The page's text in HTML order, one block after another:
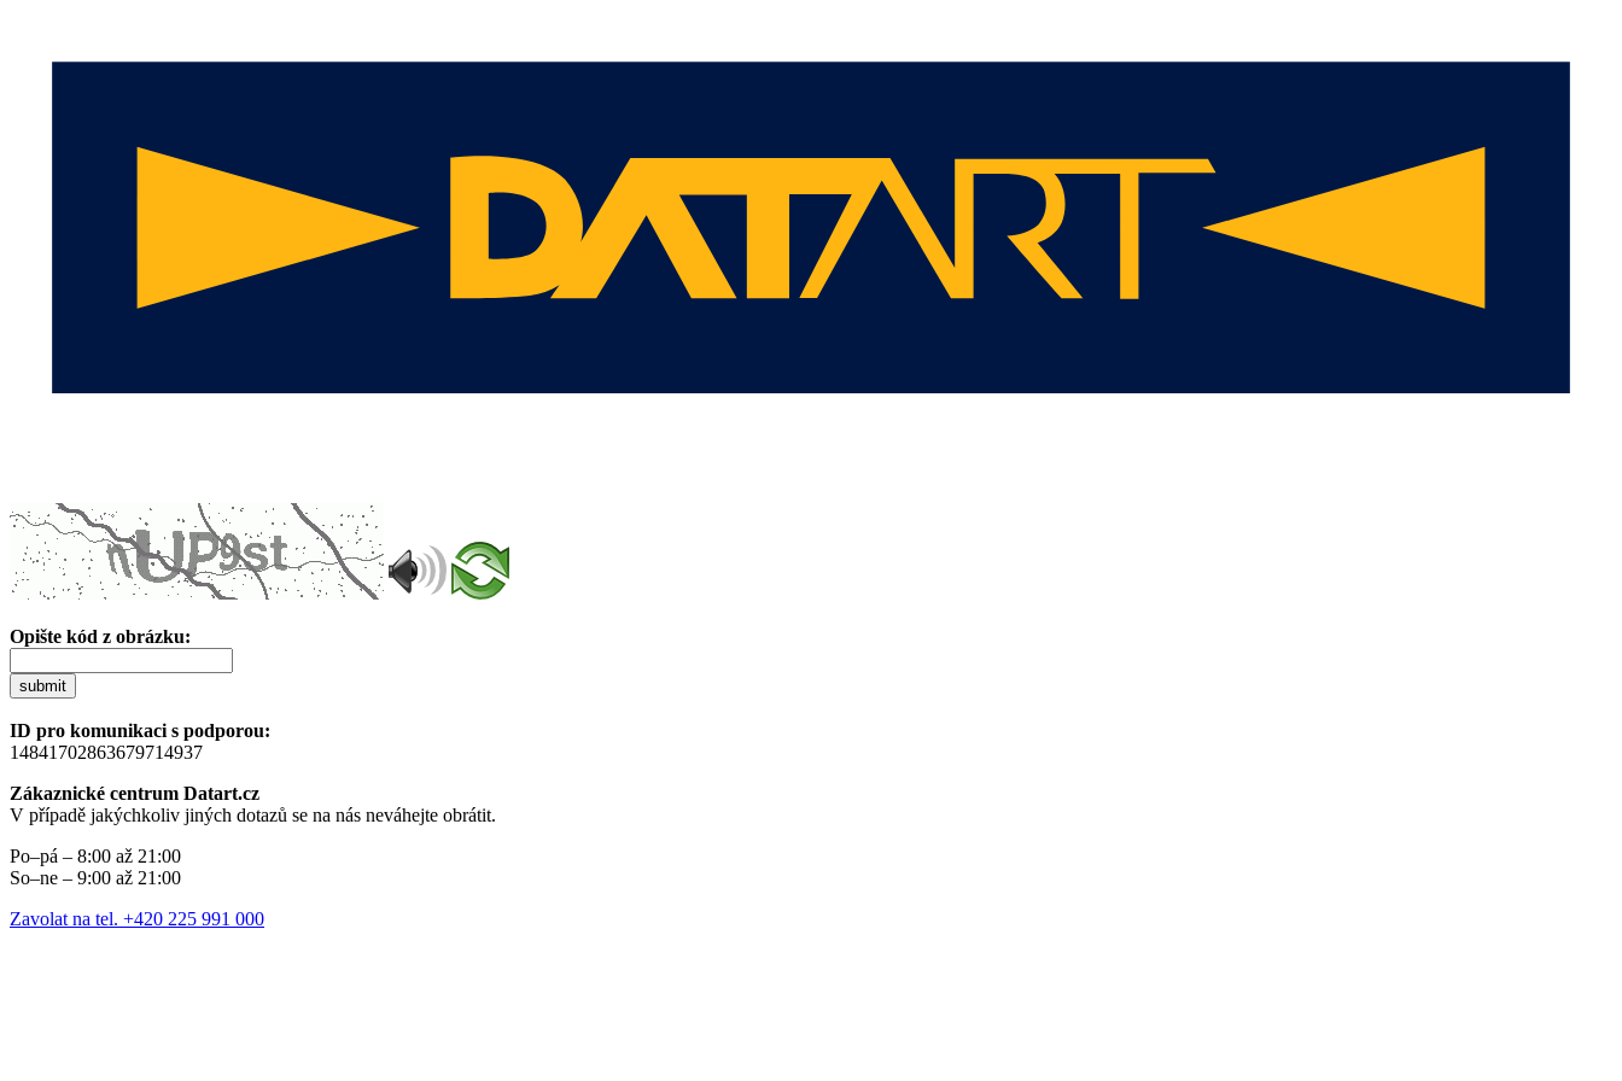
Opište kód z obrázku:
submit
ID pro komunikaci s podporou:
14841702863679714937
Zákaznické centrum Datart.cz
V případě jakýchkoliv jiných dotazů se na nás neváhejte obrátit.
Po–pá – 8:00 až 21:00
So–ne – 9:00 až 21:00
Zavolat na tel. +420 225 991 000